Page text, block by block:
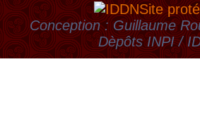
Site
Conception : Guillaume
Dèpôts INPI /